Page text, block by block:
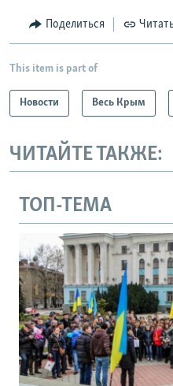
Поделиться
This item is part of
Новости Весь Крым
ЧИТАЙТЕ ТАКЖЕ:
ТОП-ТЕМА